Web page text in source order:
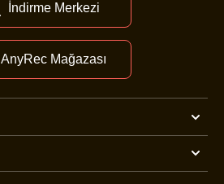
İndirme Merkezi
AnyRec Mağazası